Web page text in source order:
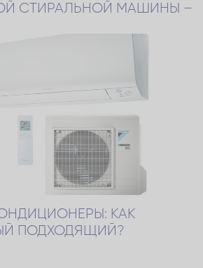
СТИРАЛЬНОЙ МАШИНЫ –
КАК
ПОДХОДЯЩИЙ?